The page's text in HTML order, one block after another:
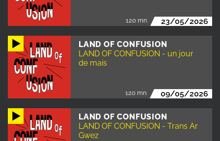
120 mn 23/05/2026
LAND OF CONFUSION
LAND OF CONFUSION - un jour
de mais
120 mn 09/05/2026
LAND OF CONFUSION
LAND OF CONFUSION - Trans Ar
Gwez